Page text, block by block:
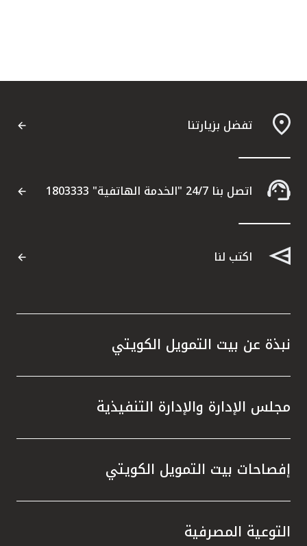
تفضل بزيارتنا
اتصل بنا 24/7 "الخدمة الهاتفية" 1803333
اكتب لنا
نبذة عن بيت التمويل الكويتي
مجلس الإدارة والإدارة التنفيذية
إفصاحات بيت التمويل الكويتي
التوعية المصرفية